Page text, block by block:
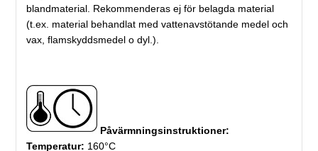
blandmaterial. Rekommenderas ej för belagda material
(t.ex. material behandlat med vattenavstötande medel och
vax, flamskyddsmedel o dyl.).
Påvärmningsinstruktioner:
Temperatur: 160°C